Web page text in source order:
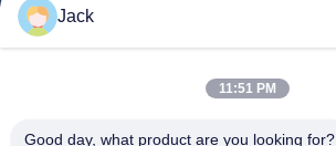
घर
उत्पाद
कारखाने का दौरा
Jack
11:51 PM
Good day, what product are you looking for?